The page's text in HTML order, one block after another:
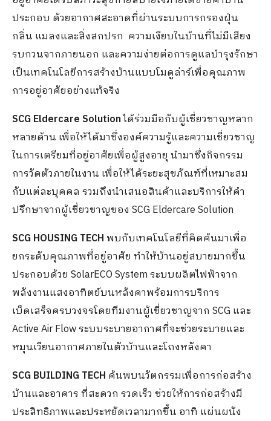
ประกอบ ด้วยอากาศสะอาดที่ผ่านระบบการกรองฝุ่น
กลิ่น แมลงและสิ่งสกปรก ความเงียบในบ้านที่ไม่มีเสียง
รบกวนจากภายนอก และความง่ายต่อการดูแลบำรุงรักษา
เป็นเทคโนโลยีการสร้างบ้านแบบโมดูล่าร์เพื่อคุณภาพ
การอยู่อาศัยอย่างแท้จริง
SCG Eldercare Solutionได้ร่วมมือกับผู้เชี่ยวชาญหลาก
หลายด้าน เพื่อให้ได้มาซึ่งองค์ความรู้และความเชี่ยวชาญ
ในการเตรียมที่อยู่อาศัยเพื่อผู้สูงอายุ นำมาซึ่งกิจกรรม
การวัดตัวภายในงาน เพื่อให้ได้ระยะสุขภัณฑ์ที่เหมาะสม
กับแต่ละบุคคล รวมถึงนำเสนอสินค้าและบริการให้คำ
ปรึกษาจากผู้เชี่ยวชาญของ SCG Eldercare Solution
SCG HOUSING TECHพบกับเทคโนโลยีที่คิดค้นมาเพื่อ
ยกระดับคุณภาพที่อยู่อาศัย ทำให้บ้านอยู่สบายมากขึ้น
ประกอบด้วย SolarECO System ระบบผลิตไฟฟ้าจาก
พลังงานแสงอาทิตย์บนหลังคาพร้อมการบริการ
เบ็ดเสร็จครบวงจรโดยทีมงานผู้เชี่ยวชาญจาก SCG และ
Active Air Flow ระบบระบายอากาศที่จะช่วยระบายและ
หมุนเวียนอากาศภายในตัวบ้านและโถงหลังคา
SCG BUILDING TECH ค้นพบนวัตกรรมเพื่อการก่อสร้าง
บ้านและอาคาร ที่สะดวก รวดเร็ว ช่วยให้การก่อสร้างมี
ประสิทธิภาพและประหยัดเวลามากขึ้น อาทิ แผ่นผนัง